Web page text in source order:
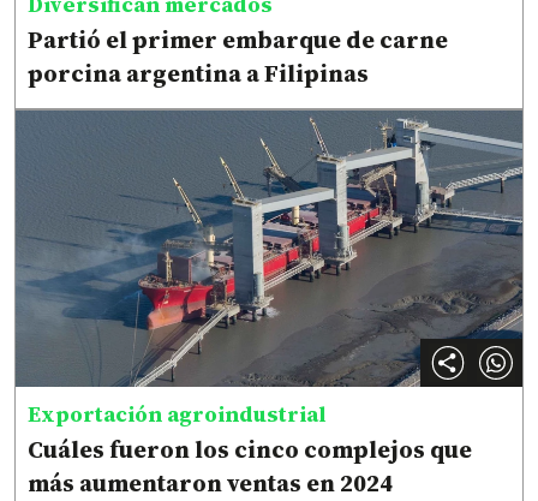
Partió el primer embarque de carne
porcina argentina a Filipinas
Exportación agroindustrial
Cuáles fueron los cinco complejos que
más aumentaron ventas en 2024